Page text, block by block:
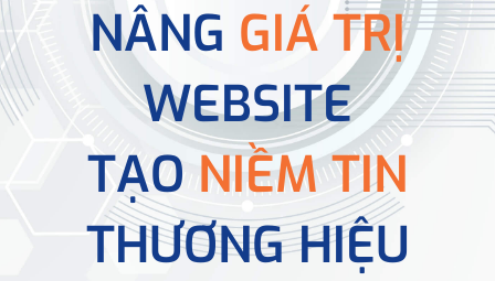
NÂNG GIÁ TRỊ
WEBSITE
TẠONIỀM TIN
THƯƠNG HIỆU